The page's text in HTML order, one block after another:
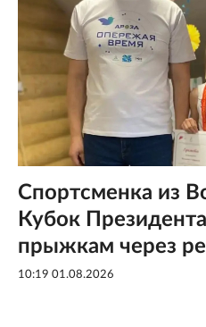
Спортсменка из
Кубок
прыжкам через
10:19 01.08.2026